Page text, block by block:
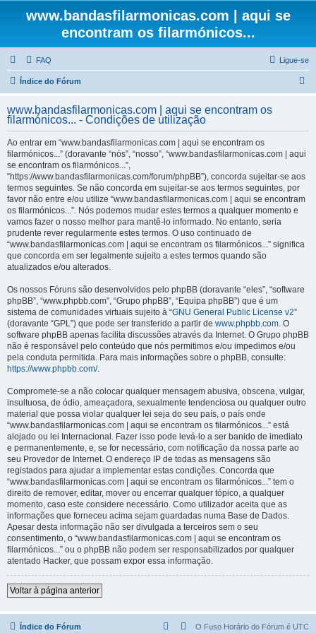
www.bandasfilarmonicas.com | aqui se
encontram os filarmónicos...
FAQ Ligue-se
Índice do Fórum
q
www.bandasfilarmonicas.com | aqui se encontram os
filarmónicos... - Condições de utilização
Ao entrar em “www.bandasfilarmonicas.com | aqui se encontram os
filarmónicos...” (doravante “nós”, “nosso”, “www.bandasfilarmonicas.com | aqui
se encontram os filarmónicos...”,
“https://www.bandasfilarmonicas.com/forum/phpBB”), concorda sujeitar-se aos
termos seguintes. Se não concorda em sujeitar-se aos termos seguintes, por
favor não entre e/ou utilize “www.bandasfilarmonicas.com | aqui se encontram
os filarmónicos...”. Nós podemos mudar estes termos a qualquer momento e
vamos fazer o nosso melhor para mantê-lo informado. No entanto, seria
prudente rever regularmente estes termos. O uso continuado de
“www.bandasfilarmonicas.com | aqui se encontram os filarmónicos...” significa
que concorda em ser legalmente sujeito a estes termos quando são
atualizados e/ou alterados.
Os nossos Fóruns são desenvolvidos pelo phpBB (doravante “eles”, “software
phpBB”, “www.phpbb.com”, “Grupo phpBB”, “Equipa phpBB”) que é um
sistema de comunidades virtuais sujeito à “GNU General Public License v2”
(doravante “GPL”) que pode ser transferido a partir de www.phpbb.com. O
software phpBB apenas facilita discussões através da Internet. O Grupo phpBB
não é responsável pelo conteúdo que nós permitimos e/ou impedimos e/ou
pela conduta permitida. Para mais informações sobre o phpBB, consulte:
https://www.phpbb.com/.
Compromete-se a não colocar qualquer mensagem abusiva, obscena, vulgar,
insultuosa, de ódio, ameaçadora, sexualmente tendenciosa ou qualquer outro
material que possa violar qualquer lei seja do seu país, o país onde
“www.bandasfilarmonicas.com | aqui se encontram os filarmónicos...” está
alojado ou lei Internacional. Fazer isso pode levá-lo a ser banido de imediato
e permanentemente, e, se for necessário, com notificação da nossa parte ao
seu Provedor de Internet. O endereço IP de todas as mensagens são
registados para ajudar a implementar estas condições. Concorda que
“www.bandasfilarmonicas.com | aqui se encontram os filarmónicos...” tem o
direito de remover, editar, mover ou encerrar qualquer tópico, a qualquer
momento, caso este considere necessário. Como utilizador aceita que as
informações que forneceu acima sejam guardadas numa Base de Dados.
Apesar desta informação não ser divulgada a terceiros sem o seu
consentimento, o “www.bandasfilarmonicas.com | aqui se encontram os
filarmónicos...” ou o phpBB não podem ser responsabilizados por qualquer
atentado Hacker, que possam expor essa informação.
Voltar à página anterior
Índice do Fórum O Fuso Horário do Fórum é UTC